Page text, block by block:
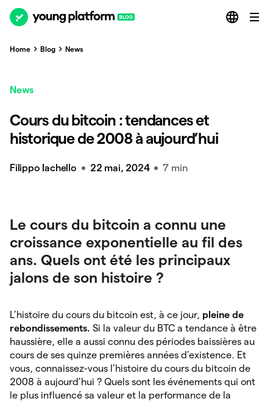
Home Blog News
News
Cours du bitcoin : tendances et
historique de 2008 à aujourd’hui
Filippo Iachello 22 mai, 2024 7 min
Le cours du bitcoin a connu une
croissance exponentielle au fil des
ans. Quels ont été les principaux
jalons de son histoire ?
L’histoire du cours du bitcoin est, à ce jour, pleine de
rebondissements. Si la valeur du BTC a tendance à être
haussière, elle a aussi connu des périodes baissières au
cours de ses quinze premières années d’existence. Et
vous, connaissez-vous l’histoire du cours du bitcoin de
2008 à aujourd’hui ? Quels sont les événements qui ont
le plus influencé sa valeur et la performance de la